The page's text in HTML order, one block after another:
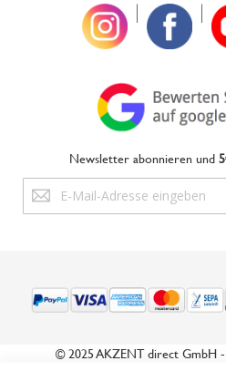
Newsletter abonnieren und
Anmeldung
zum
© 2025 AKZENT direct GmbH